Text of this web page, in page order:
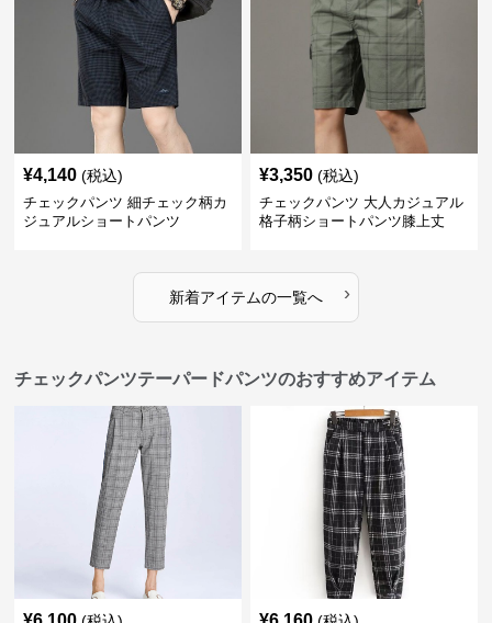
¥4,140 (税込)
チェックパンツ 細チェック柄カ
ジュアルショートパンツ
¥3,350 (税込)
チェックパンツ 大人カジュアル
格子柄ショートパンツ膝上丈
新着アイテムの一覧へ ›
チェックパンツテーパードパンツのおすすめアイテム